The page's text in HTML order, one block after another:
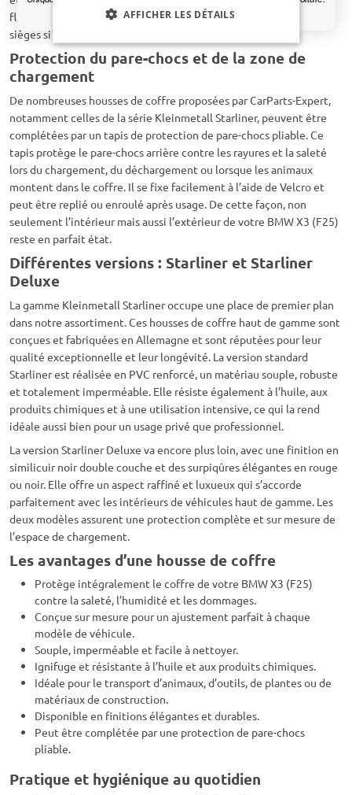
flexible, elle peut être partiellement ouverte pour rabattre les
sièges si nécessaire.
Protection du pare-chocs et de la zone de
chargement
De nombreuses housses de coffre proposées par CarParts-Expert,
notamment celles de la série Kleinmetall Starliner, peuvent être
complétées par un tapis de protection de pare-chocs pliable. Ce
tapis protège le pare-chocs arrière contre les rayures et la saleté
lors du chargement, du déchargement ou lorsque les animaux
montent dans le coffre. Il se fixe facilement à l’aide de Velcro et
peut être replié ou enroulé après usage. De cette façon, non
seulement l’intérieur mais aussi l’extérieur de votre BMW X3 (F25)
reste en parfait état.
Différentes versions : Starliner et Starliner
Deluxe
La gamme Kleinmetall Starliner occupe une place de premier plan
dans notre assortiment. Ces housses de coffre haut de gamme sont
conçues et fabriquées en Allemagne et sont réputées pour leur
qualité exceptionnelle et leur longévité. La version standard
Starliner est réalisée en PVC renforcé, un matériau souple, robuste
et totalement imperméable. Elle résiste également à l’huile, aux
produits chimiques et à une utilisation intensive, ce qui la rend
idéale aussi bien pour un usage privé que professionnel.
La version Starliner Deluxe va encore plus loin, avec une finition en
similicuir noir double couche et des surpiqûres élégantes en rouge
ou noir. Elle offre un aspect raffiné et luxueux qui s’accorde
parfaitement avec les intérieurs de véhicules haut de gamme. Les
deux modèles assurent une protection complète et sur mesure de
l’espace de chargement.
Les avantages d’une housse de coffre
Protège intégralement le coffre de votre BMW X3 (F25)
contre la saleté, l’humidité et les dommages.
Conçue sur mesure pour un ajustement parfait à chaque
modèle de véhicule.
Souple, imperméable et facile à nettoyer.
Ignifuge et résistante à l’huile et aux produits chimiques.
Idéale pour le transport d’animaux, d’outils, de plantes ou de
matériaux de construction.
Disponible en finitions élégantes et durables.
Peut être complétée par une protection de pare-chocs
pliable.
Pratique et hygiénique au quotidien
AFFICHER LES DÉTAILS